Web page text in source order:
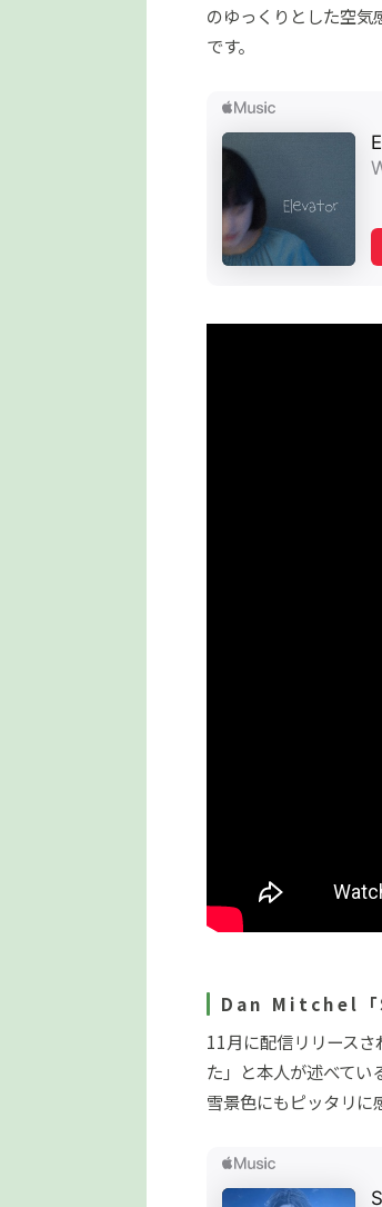
のゆっくりとした空気
です。
Dan Mitchel「
11月に配信リリース
た」と本人が述べてい
雪景色にもピッタリに